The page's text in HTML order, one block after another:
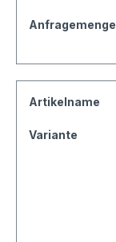
Anfragemenge
Artikelname
Variante